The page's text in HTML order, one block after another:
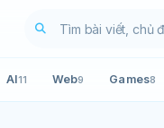
AI11 Web9 Games8